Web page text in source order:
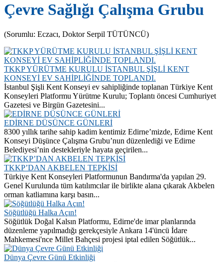
Çevre Sağlığı Çalışma Grubu
(Sorumlu: Eczacı, Doktor Serpil TÜTÜNCÜ)
TKKP YÜRÜTME KURULU İSTANBUL ŞİŞLİ KENT
KONSEYİ EV SAHİPLİĞİNDE TOPLANDI.
İstanbul Şişli Kent Konseyi ev sahipliğinde toplanan Türkiye Kent
Konseyleri Platformu Yürütme Kurulu; Toplantı öncesi Cumhuriyet
Gazetesi ve Birgün Gazetesini...
EDİRNE DÜŞÜNCE GÜNLERİ
8300 yıllık tarihe sahip kadim kentimiz Edirne’mizde, Edirne Kent
Konseyi Düşünce Çalışma Grubu’nun düzenlediği ve Edirne
Belediyesi’nin destekleriyle hayata geçirilen...
TKKP’DAN AKBELEN TEPKİSİ
Türkiye Kent Konseyleri Platformunun Bandırma'da yapılan 29.
Genel Kurulunda tüm katılımcılar ile birlikte alana çıkarak Akbelen
orman katliamına karşı basın...
Söğütlüğü Halka Açın!
Söğütlük Doğal Kalsın Platformu, Edirne'de imar planlarında
düzenleme yapılmadığı gerekçesiyle Ankara 14'üncü İdare
Mahkemesi'nce Millet Bahçesi projesi iptal edilen Söğütlük...
Dünya Çevre Günü Etkinliği